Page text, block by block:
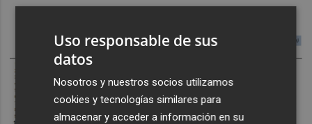
Uso responsable de sus
datos
Nosotros y nuestros socios utilizamos
cookies y tecnologías similares para
almacenar y acceder a información en su